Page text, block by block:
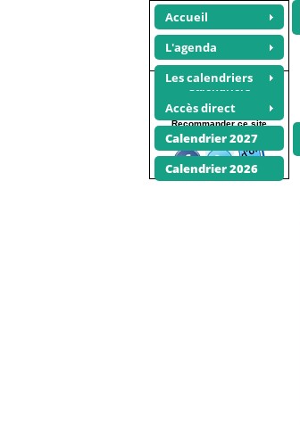
Accueil
L'agenda
Les calendriers
Accès direct
Calendrier 2027
Calendrier 2026
Calendriers
janvier 1924
Recommander ce site